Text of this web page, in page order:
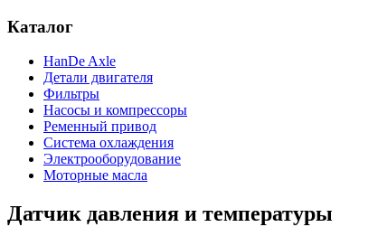
Каталог
HanDe Axle
Детали двигателя
Фильтры
Насосы и компрессоры
Ременный привод
Система охлаждения
Электрооборудование
Моторные масла
Датчик давления и температуры